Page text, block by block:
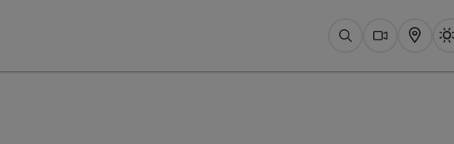
SuchenWebcams
Karte